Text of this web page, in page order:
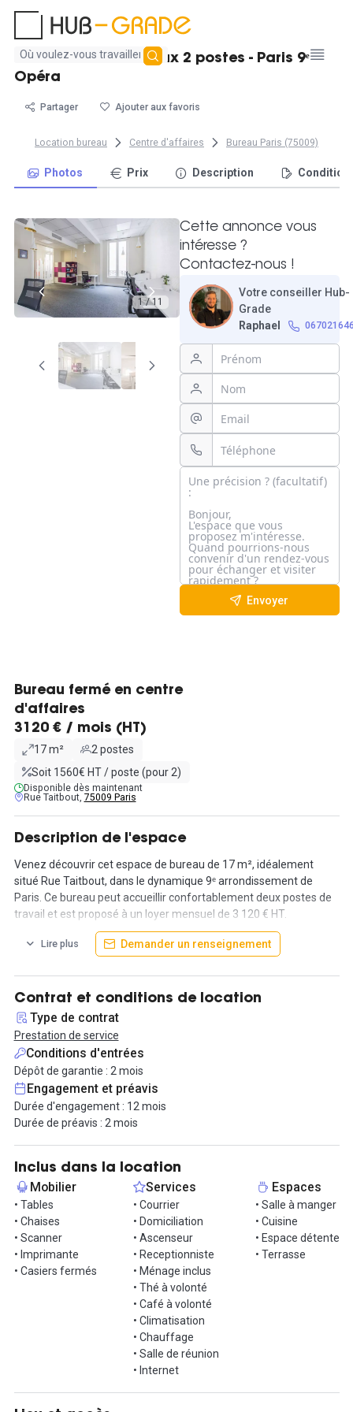
Aucun
résultat
trouvé
Bureau fermé lumineux 2 postes - Paris 9ᵉ
Opéra
Partager Ajouter aux favoris
Location bureau Centre d'affaires Bureau Paris (75009)
Photos Prix Description
1 / 11
Cette annonce vous
intéresse ?
Contactez-nous !
Votre conseiller Hub-
Grade
Raphael
Envoyer
Bureau fermé en centre
d'affaires
3120 € / mois (HT)
17 m²
2 postes
Soit 1560€ HT / poste (pour 2)
Disponible dès maintenant
Rue Taitbout, 75009 Paris
Description de l'espace
Venez découvrir cet espace de bureau de 17 m², idéalement
situé Rue Taitbout, dans le dynamique 9ᵉ arrondissement de
Paris. Ce bureau peut accueillir confortablement deux postes de
travail et est proposé à un loyer mensuel de 3 120 € HT.
L'immeuble offre un total de 2 300 m² d'espaces modulables et
évolutifs, répondant parfaitement aux besoins des entreprises
Vous bénéficierez d'un environnement de travail exceptionnel,
avec accès à six salles de réunion pouvant accueillir jusqu'à 30
personnes. Les services de secrétariat et de domiciliation vous
permettent de bénéficier d'une adresse prestigieuse à Paris
Opéra, simplifiant ainsi la gestion administrative de votre
entreprise.
L'espace de travail est agrémenté d'un café et d'espaces de
convivialité, parfaits pour des pauses détente ou des discussions
informelles. Une équipe de professionnels est à votre disposition
pour assurer le bon fonctionnement de votre quotidien. Vous
profiterez également d'un accès internet Fibre Haut Débit
sécurisé, ainsi que des services d’assistance et IT pour tous vos
besoins techniques.
Situé au cœur du quartier de l'Opéra, cet espace bénéficie
d'excellentes connexions de transport. Les stations de métro
Chaussée d'Antin - La Fayette (lignes 7 et 9) et Opéra (lignes 3, 7
et 8) sont à proximité, facilitant vos déplacements dans toute la
ville. Le quartier est riche en commerces, restaurants et lieux
culturels, créant un environnement de travail inspirant et
Contactez votre agent immobilier Hub-Grade dès maintenant
pour visiter ce bureau !
Lire plus Demander un renseignement
Contrat et conditions de location
Type de contrat
Prestation de service
Conditions d'entrées
Dépôt de garantie : 2 mois
Engagement et préavis
Durée d'engagement : 12 mois
Durée de préavis : 2 mois
Inclus dans la location
Mobilier
• Tables
• Chaises
• Scanner
• Imprimante
• Casiers fermés
Services
• Courrier
• Domiciliation
• Ascenseur
• Receptionniste
• Ménage inclus
• Thé à volonté
• Café à volonté
• Climatisation
• Chauffage
• Salle de réunion
• Internet
Espaces
• Salle à manger
• Cuisine
• Espace détente
• Terrasse